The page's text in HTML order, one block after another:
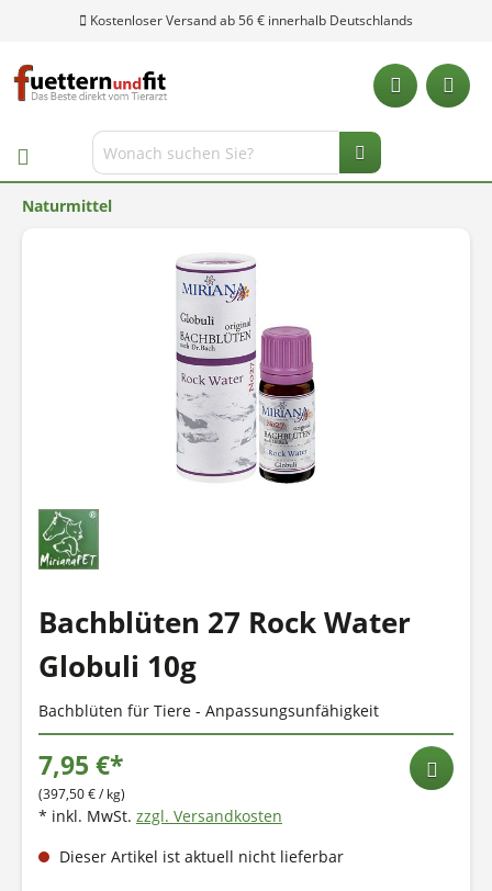
Kostenloser Versand ab 56 € innerhalb Deutschlands
Naturmittel
Bachblüten 27 Rock Water
Globuli 10g
Bachblüten für Tiere - Anpassungsunfähigkeit
7,95 €*
(397,50 € / kg)
* inkl. MwSt. zzgl. Versandkosten
Dieser Artikel ist aktuell nicht lieferbar